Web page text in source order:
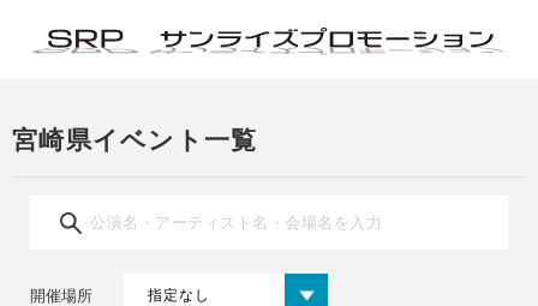
宮崎県イベント一覧
開催場所